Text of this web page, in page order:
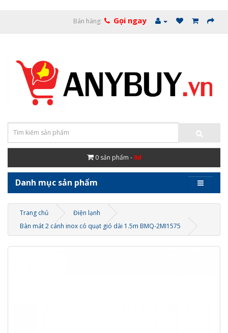
Bán hàng: Gọi ngay
0 sản phẩm - 0đ
Danh mục sản phẩm
Trang chủ
Điện lạnh
Bàn mát 2 cánh inox có quạt gió dài 1.5m BMQ-2MI1575